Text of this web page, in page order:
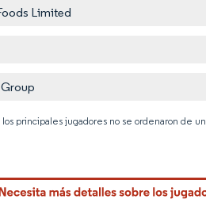
Limited
los principales jugadores no se ordenaron de un